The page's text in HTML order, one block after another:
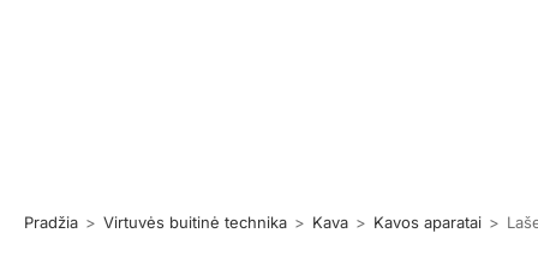
Pradžia > Virtuvės buitinė technika > Kava > Kavos aparatai >